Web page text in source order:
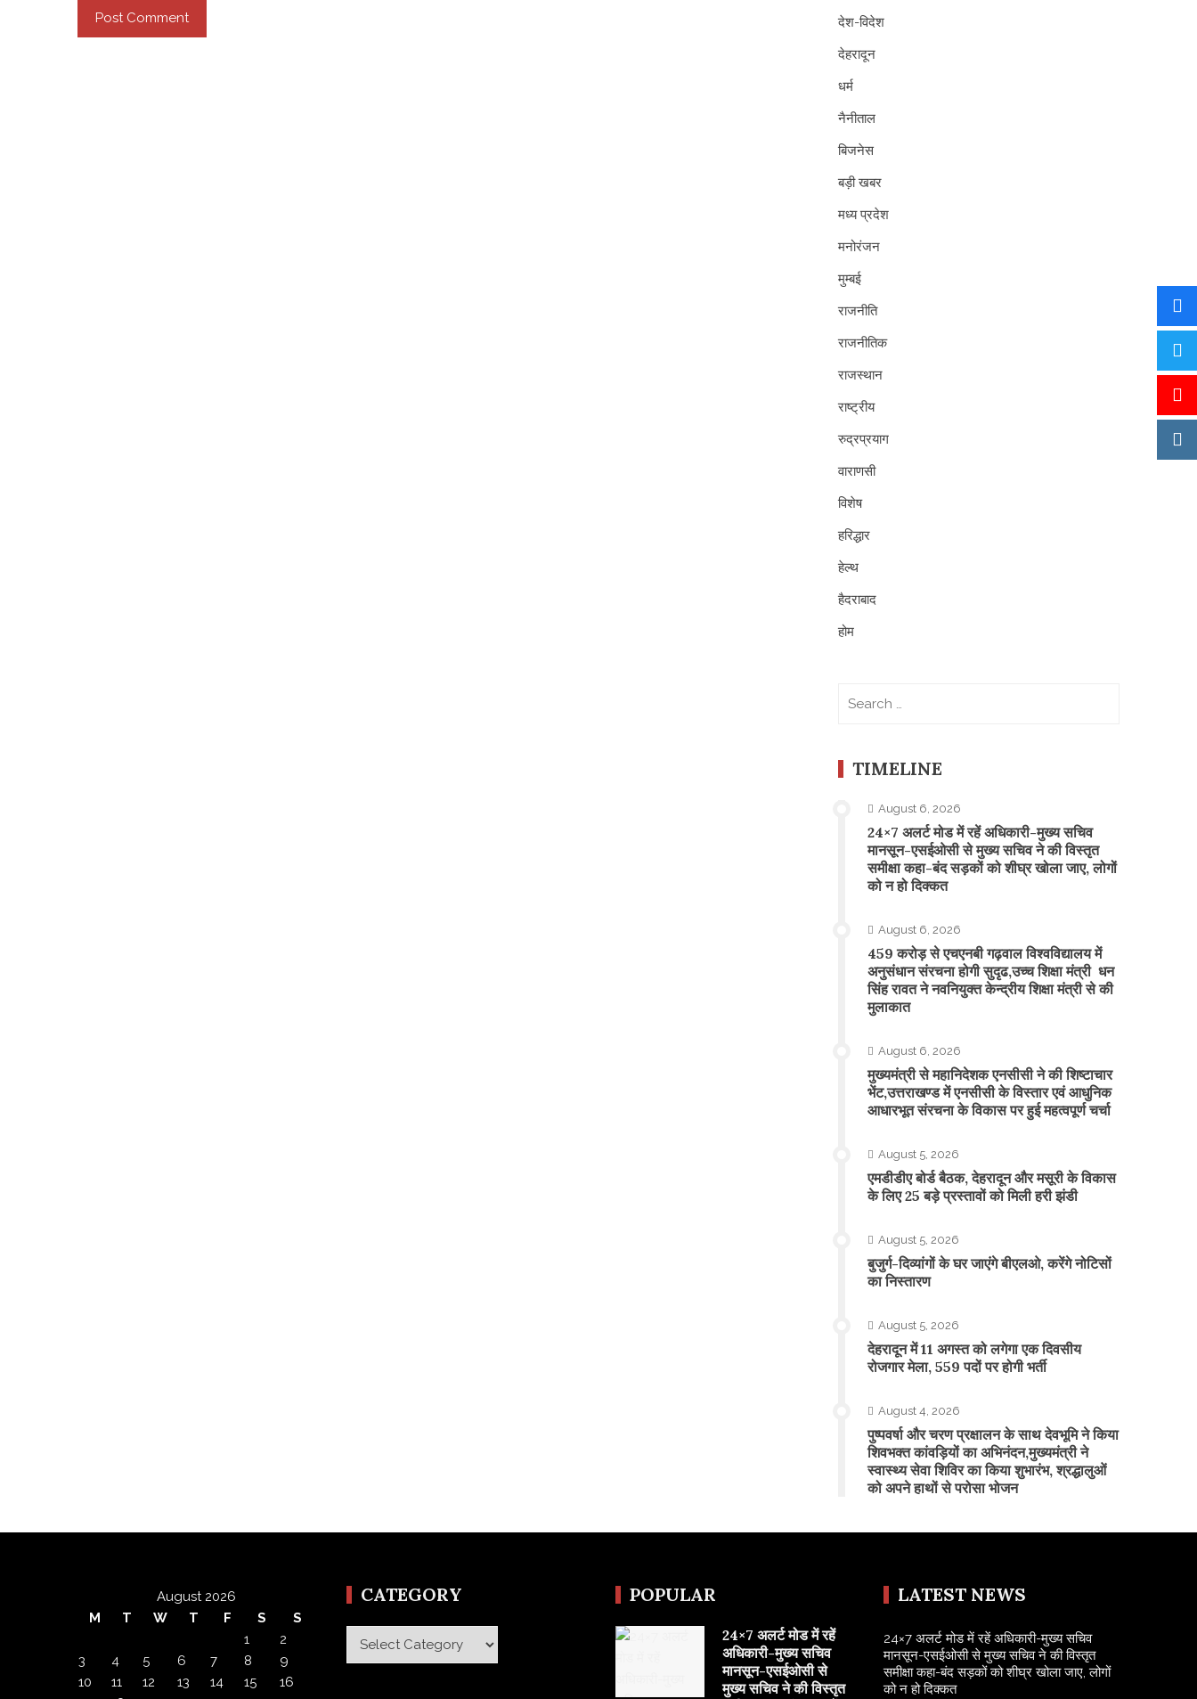
देश-विदेश
देहरादून
धर्म
नैनीताल
बिजनेस
बड़ी खबर
मध्य प्रदेश
मनोरंजन
मुम्बई
राजनीति
राजनीतिक
राजस्थान
राष्ट्रीय
रुद्रप्रयाग
वाराणसी
विशेष
हरिद्धार
हेल्थ
हैदराबाद
होम
TIMELINE
August 6, 2026
24×7 अलर्ट मोड में रहें अधिकारी-मुख्य सचिव
मानसून-एसईओसी से मुख्य सचिव ने की विस्तृत
समीक्षा कहा-बंद सड़कों को शीघ्र खोला जाए, लोगों
को न हो दिक्कत
August 6, 2026
459 करोड़ से एचएनबी गढ़वाल विश्वविद्यालय में
अनुसंधान संरचना होगी सुदृढ,उच्च शिक्षा मंत्री धन
सिंह रावत ने नवनियुक्त केन्द्रीय शिक्षा मंत्री से की
मुलाकात
August 6, 2026
मुख्यमंत्री से महानिदेशक एनसीसी ने की शिष्टाचार
भेंट,उत्तराखण्ड में एनसीसी के विस्तार एवं आधुनिक
आधारभूत संरचना के विकास पर हुई महत्वपूर्ण चर्चा
August 5, 2026
एमडीडीए बोर्ड बैठक, देहरादून और मसूरी के विकास
के लिए 25 बड़े प्रस्तावों को मिली हरी झंडी
August 5, 2026
बुजुर्ग-दिव्यांगों के घर जाएंगे बीएलओ, करेंगे नोटिसों
का निस्तारण
August 5, 2026
​देहरादून में 11 अगस्त को लगेगा एक दिवसीय
रोजगार मेला, 559 पदों पर होगी भर्ती
August 4, 2026
पुष्पवर्षा और चरण प्रक्षालन के साथ देवभूमि ने किया
शिवभक्त कांवड़ियों का अभिनंदन,मुख्यमंत्री ने
स्वास्थ्य सेवा शिविर का किया शुभारंभ, श्रद्धालुओं
को अपने हाथों से परोसा भोजन
August 2026
M
T W T F S
S
1
2
3
4 5 6 7 8
9
10
11 12 13 14 15
16
CATEGORY
Category
POPULAR
24×7 अलर्ट मोड में रहें
अधिकारी-मुख्य सचिव
मानसून-एसईओसी से
मुख्य सचिव ने की विस्तृत
LATEST NEWS
24×7 अलर्ट मोड में रहें अधिकारी-मुख्य सचिव
मानसून-एसईओसी से मुख्य सचिव ने की विस्तृत
समीक्षा कहा-बंद सड़कों को शीघ्र खोला जाए, लोगों
को न हो दिक्कत